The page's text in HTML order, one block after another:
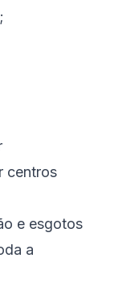
centros
e esgotos
a